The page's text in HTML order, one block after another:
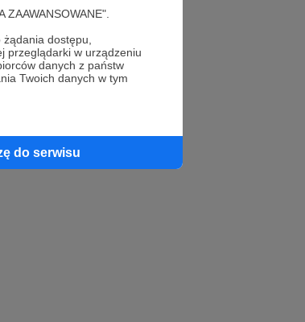
dostępu,
przeglądarki w urządzeniu
danych z państw
Twoich danych w tym
do serwisu